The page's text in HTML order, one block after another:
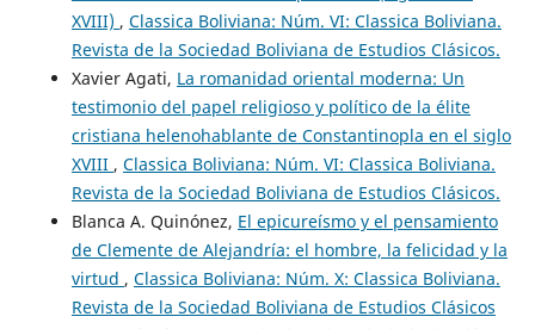
XVIII) , Classica Boliviana: Núm. VI: Classica Boliviana.
Revista de la Sociedad Boliviana de Estudios Clásicos.
Xavier Agati, La romanidad oriental moderna: Un
testimonio del papel religioso y político de la élite
cristiana helenohablante de Constantinopla en el siglo
XVIII , Classica Boliviana: Núm. VI: Classica Boliviana.
Revista de la Sociedad Boliviana de Estudios Clásicos.
Blanca A. Quinónez, El epicureísmo y el pensamiento
de Clemente de Alejandría: el hombre, la felicidad y la
virtud , Classica Boliviana: Núm. X: Classica Boliviana.
Revista de la Sociedad Boliviana de Estudios Clásicos